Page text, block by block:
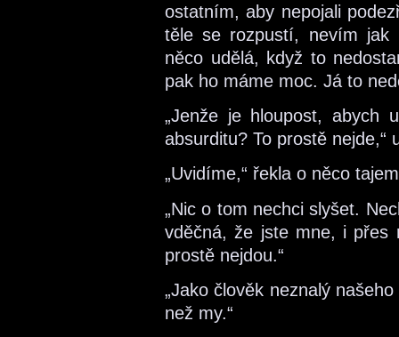
ostatním, aby nepojali
těle se rozpustí, nevím jak
něco udělá, když to
pak ho máme moc. Já to
„Jenže je hloupost, abych
absurditu? To prostě
„Uvidíme,“ řekla o něco
„Nic o tom nechci slyšet.
vděčná, že jste mne, i přes
prostě nejdou.“
„Jako člověk neznalý
než my.“